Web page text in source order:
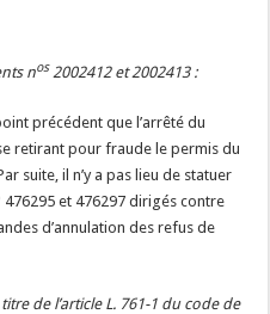
nos 2002412 et 2002413 :
précédent que l’arrêté du
retirant pour fraude le permis du
suite, il n’y a pas lieu de statuer
et 476297 dirigés contre
d’annulation des refus de
de l’article L. 761-1 du code de